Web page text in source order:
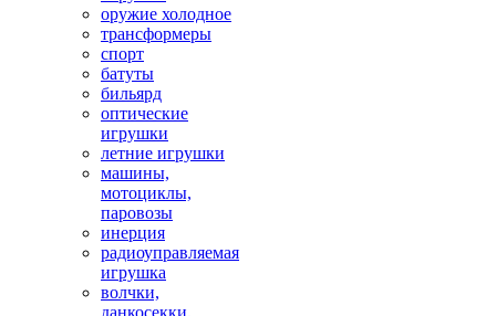
оружие холодное
трансформеры
спорт
батуты
бильярд
оптические
игрушки
летние игрушки
машины,
мотоциклы,
паровозы
инерция
радиоуправляемая
игрушка
волчки,
данкосекки,